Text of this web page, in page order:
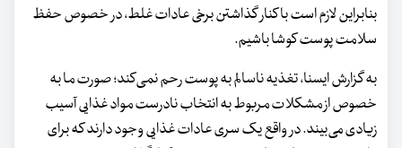
بنابراین لازم است با کنار گذاشتن برخی عادات غلط، در خصوص حفظ
سلامت پوست کوشا باشیم.
به گزارش ایسنا، تغذیه ناسالم به پوست رحم نمی‌کند؛ صورت ما به
خصوص از مشکلات مربوط به انتخاب نادرست مواد غذایی آسیب
زیادی می‌بیند. در واقع یک سری عادات غذایی وجود دارند که برای